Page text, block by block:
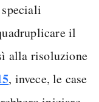
il
alla risoluzione
, invece, le case